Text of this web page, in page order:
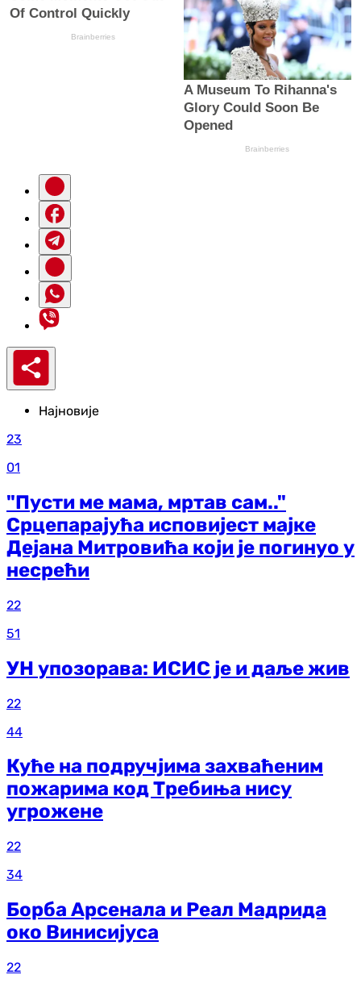
Најновије
23
01
"Пусти ме мама, мртав сам.."
Срцепарајућа исповијест мајке
Дејана Митровића који је погинуо у
несрећи
22
51
УН упозорава: ИСИС је и даље жив
22
44
Куће на подручјима захваћеним
пожарима код Требиња нису
угрожене
22
34
Борба Арсенала и Реал Мадрида
око Винисијуса
22